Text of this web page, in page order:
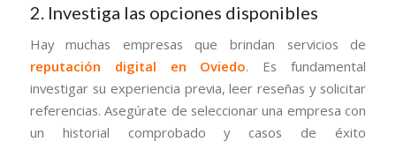
2. Investiga las opciones disponibles
Hay muchas empresas que brindan servicios de
reputación digital en Oviedo. Es fundamental
investigar su experiencia previa, leer reseñas y solicitar
referencias. Asegúrate de seleccionar una empresa con
un historial comprobado y casos de éxito